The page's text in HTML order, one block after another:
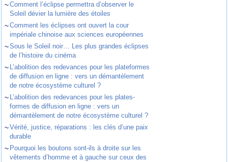
~Comment l’éclipse permettra d’observer le
Soleil dévier la lumière des étoiles
~Comment les éclipses ont ouvert la cour
impériale chinoise aux sciences européennes
~Sous le Soleil noir… Les plus grandes éclipses
de l’histoire du cinéma
~ L’abolition des redevances pour les plateformes
de diffusion en ligne : vers un démantèlement
de notre écosystème culturel ?
~ L’abolition des redevances pour les plates-
formes de diffusion en ligne : vers un
démantèlement de notre écosystème culturel ?
~Vérité, justice, réparations : les clés d’une paix
durable
~ Pourquoi les boutons sont-ils à droite sur les
vêtements d’homme et à gauche sur ceux des